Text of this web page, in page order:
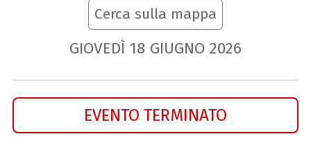
Cerca sulla mappa
GIOVEDÌ 18 GIUGNO 2026
EVENTO TERMINATO